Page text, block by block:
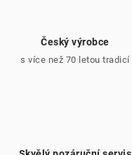
Český výrobce
s více než 70 letou tradicí